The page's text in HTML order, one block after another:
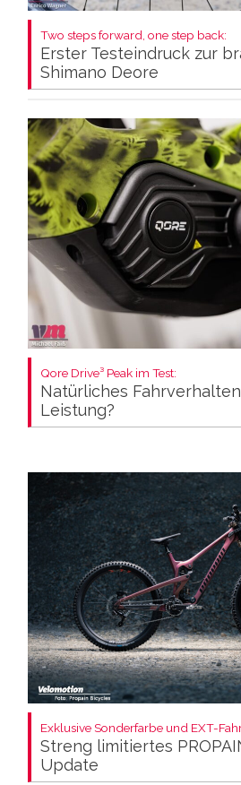
Two steps forward, one step back:
Erster Testeindruck zur
Shimano Deore
Qore Drive³ Peak im Test:
Natürliches
Leistung?
Exklusive Sonderfarbe und EXT-
Streng limitiertes
Update